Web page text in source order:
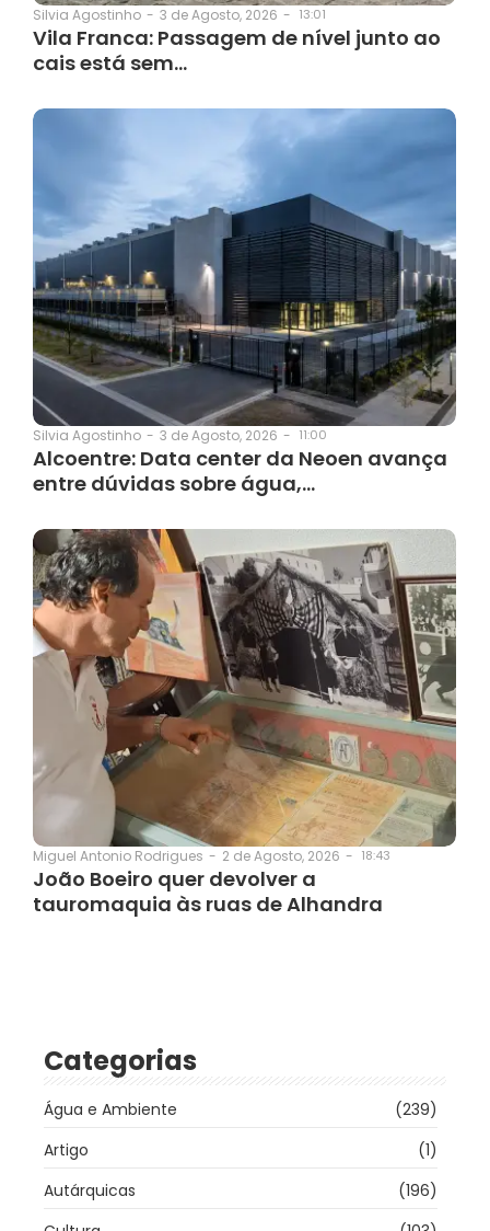
Silvia Agostinho - 3 de Agosto, 2026 - 13:01
Vila Franca: Passagem de nível junto ao
cais está sem…
Silvia Agostinho - 3 de Agosto, 2026 - 11:00
Alcoentre: Data center da Neoen avança
entre dúvidas sobre água,…
Miguel Antonio Rodrigues - 2 de Agosto, 2026 - 18:43
João Boeiro quer devolver a
tauromaquia às ruas de Alhandra
Categorias
Água e Ambiente
(239)
Artigo
(1)
Autárquicas
(196)